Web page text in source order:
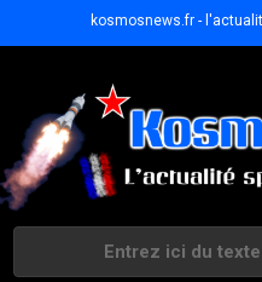
kosmosnews.fr -